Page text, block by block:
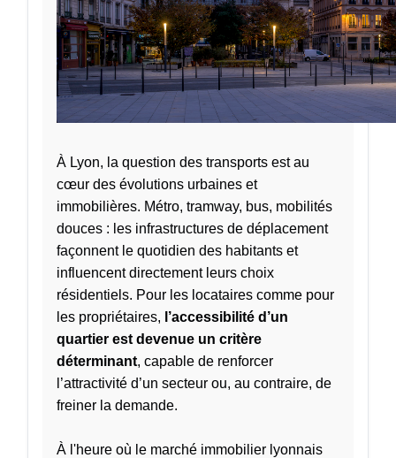
À Lyon, la question des transports est au
cœur des évolutions urbaines et
immobilières. Métro, tramway, bus, mobilités
douces : les infrastructures de déplacement
façonnent le quotidien des habitants et
influencent directement leurs choix
résidentiels. Pour les locataires comme pour
les propriétaires, l’accessibilité d’un
quartier est devenue un critère
déterminant, capable de renforcer
l’attractivité d’un secteur ou, au contraire, de
freiner la demande.
À l'heure où le marché immobilier lyonnais